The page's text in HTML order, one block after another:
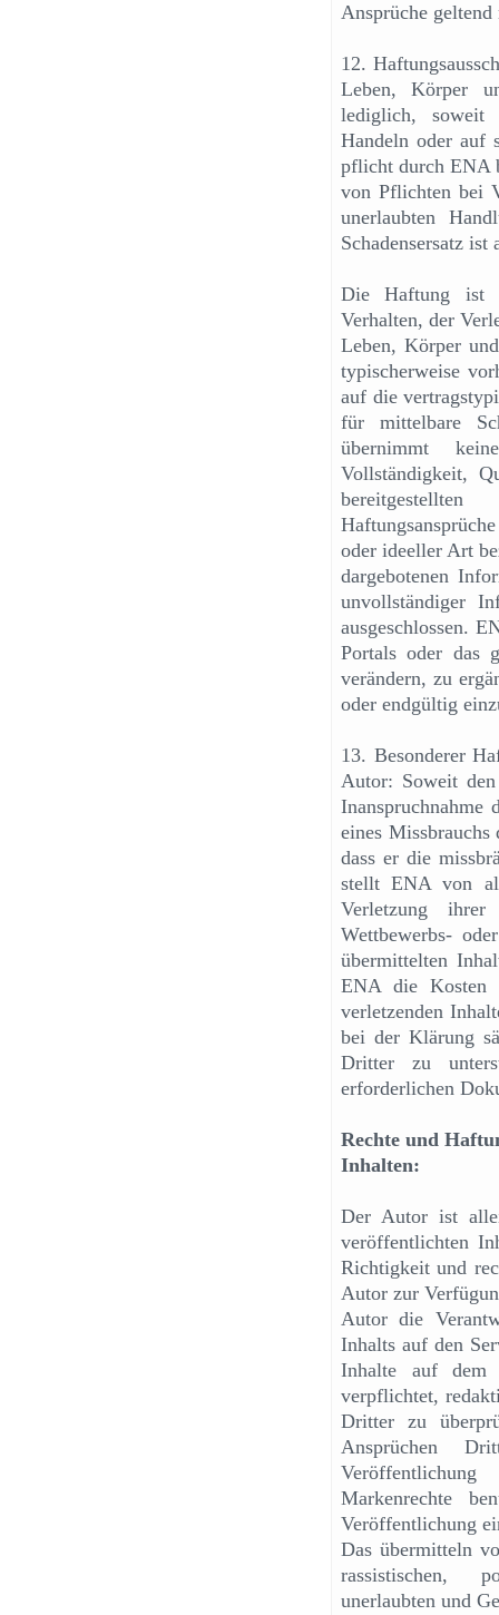
Ansprüche geltend
12.
Leben, Körper
lediglich, soweit
Handeln oder auf
pflicht durch ENA
von Pflichten bei
unerlaubten
Schadensersatz ist
Die Haftung ist
Verhalten, der
Leben, Körper
typischerweise
auf die
für mittelbare
übernimmt
Vollständigkeit,
oder ideeller Art
dargebotenen
unvollständiger
ausgeschlossen.
Portals oder das
verändern, zu
oder endgültig
13. Besonderer
Autor: Soweit
Inanspruchnahme
eines
dass er die
stellt ENA von
Verletzung
Wettbewerbs-
übermittelten
ENA die Kosten
verletzenden
bei der Klärung
Dritter zu
erforderlichen
Rechte und
Inhalten:
Der Autor ist
veröffentlichten
Richtigkeit und
Autor zur
Autor die
Inhalts auf den
Inhalte auf dem
verpflichtet,
Dritter zu
Ansprüchen
Markenrechte
Veröffentlichung
Das übermitteln
rassistischen,
unerlaubten und